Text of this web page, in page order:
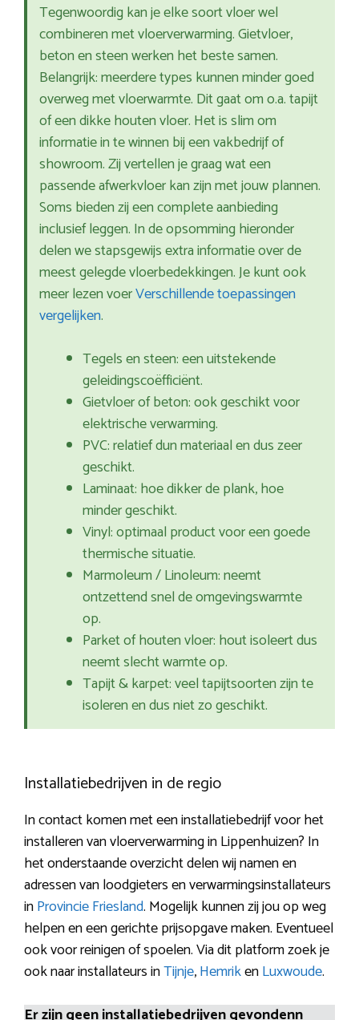
Tegenwoordig kan je elke soort vloer wel
combineren met vloerverwarming. Gietvloer,
beton en steen werken het beste samen.
Belangrijk: meerdere types kunnen minder goed
overweg met vloerwarmte. Dit gaat om o.a. tapijt
of een dikke houten vloer. Het is slim om
informatie in te winnen bij een vakbedrijf of
showroom. Zij vertellen je graag wat een
passende afwerkvloer kan zijn met jouw plannen.
Soms bieden zij een complete aanbieding
inclusief leggen. In de opsomming hieronder
delen we stapsgewijs extra informatie over de
meest gelegde vloerbedekkingen. Je kunt ook
meer lezen voerVerschillende toepassingen
vergelijken.
Tegels en steen: een uitstekende
geleidingscoëfficiënt.
Gietvloer of beton: ook geschikt voor
elektrische verwarming.
PVC: relatief dun materiaal en dus zeer
geschikt.
Laminaat: hoe dikker de plank, hoe
minder geschikt.
Vinyl: optimaal product voor een goede
thermische situatie.
Marmoleum / Linoleum: neemt
ontzettend snel de omgevingswarmte
op.
Parket of houten vloer: hout isoleert dus
neemt slecht warmte op.
Tapijt & karpet: veel tapijtsoorten zijn te
isoleren en dus niet zo geschikt.
Installatiebedrijven in de regio
In contact komen met een installatiebedrijf voor het
installeren van vloerverwarming in Lippenhuizen? In
het onderstaande overzicht delen wij namen en
adressen van loodgieters en verwarmingsinstallateurs
inProvincie Friesland. Mogelijk kunnen zij jou op weg
helpen en een gerichte prijsopgave maken. Eventueel
ook voor reinigen of spoelen. Via dit platform zoek je
ook naar installateurs inTijnje,HemrikenLuxwoude.